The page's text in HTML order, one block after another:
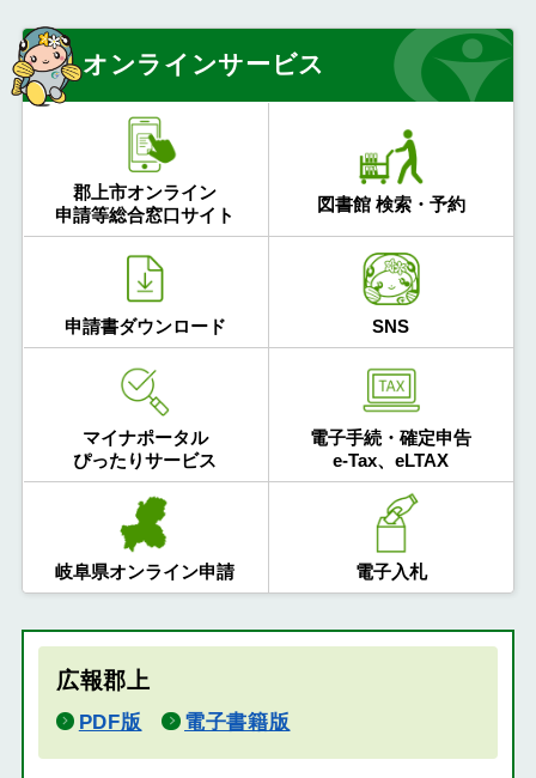
オンラインサービス
郡上市オンライン
申請等総合窓口サイト
図書館 検索・予約
申請書ダウンロード SNS
マイナポータル
ぴったりサービス
電子手続・確定申告
e-Tax、eLTAX
岐阜県オンライン申請 電子入札
広報郡上
PDF版 電子書籍版